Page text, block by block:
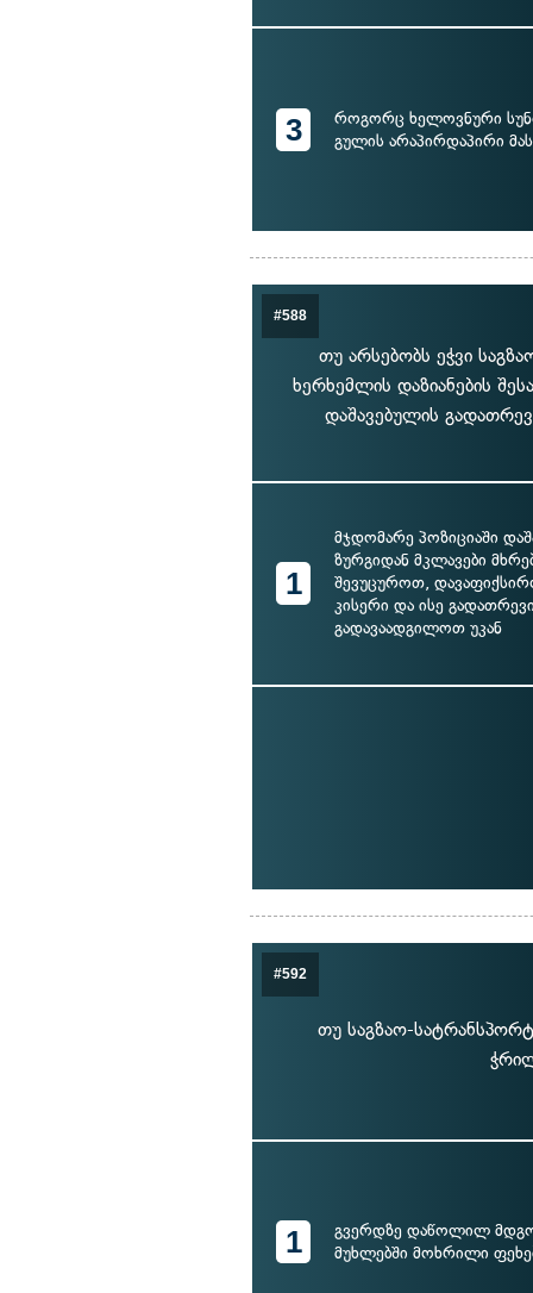
3
როგორც ხელოვნური
გულის არაპირდაპირი
#588
თუ არსებობს ეჭვი
ხერხემლის დაზიანების
დაშავებულის
1
მჯდომარე პოზიციაში
ზურგიდან მკლავები
შევუცუროთ,
კისერი და ისე
გადავაადგილოთ უკან
#592
თუ საგზაო-
1
გვერდზე დაწოლილ
მუხლებში მოხრილი